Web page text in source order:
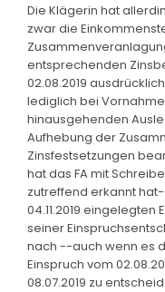
Die Klägerin hat
zwar die
entsprechenden
02.08.2019
lediglich bei
hinausgehenden
Aufhebung der
Zinsfestsetzungen
hat das FA mit
zutreffend erkannt
04.11.2019
seiner
nach --auch wenn es
Einspruch vom
08.07.2019 zu